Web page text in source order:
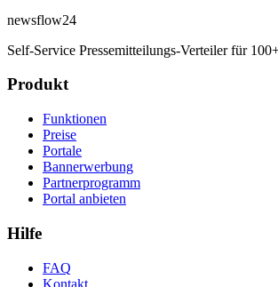
newsflow24
Self-Service Pressemitteilungs-Verteiler für
Produkt
Funktionen
Preise
Portale
Bannerwerbung
Partnerprogramm
Portal anbieten
Hilfe
FAQ
Kontakt